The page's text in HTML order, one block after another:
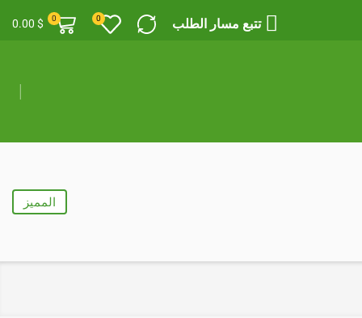
تتبع مسار الطلب 0
0
0.00 $
المميز